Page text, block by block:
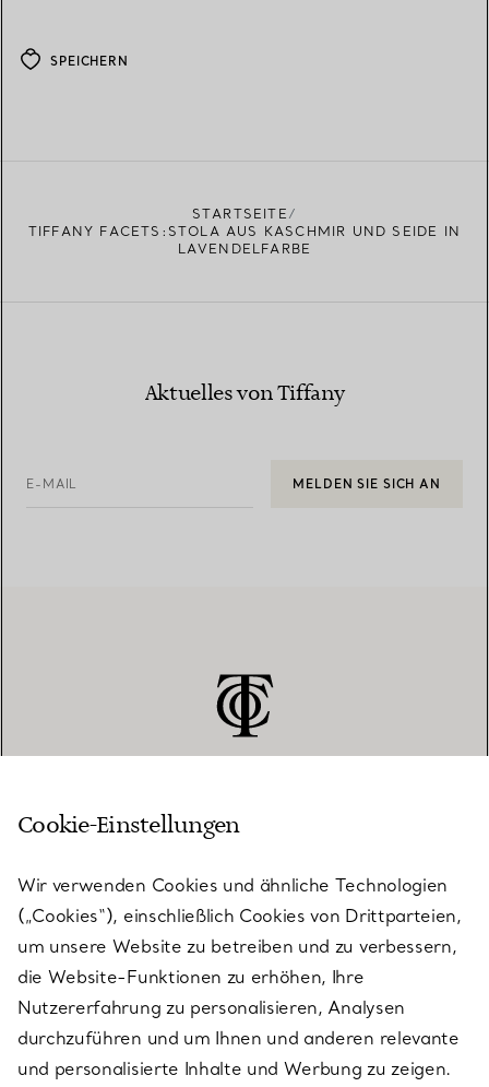
SPEICHERN
STARTSEITE
TIFFANY FACETS:STOLA AUS KASCHMIR UND SEIDE IN
LAVENDELFARBE
Aktuelles von Tiffany
E-MAIL MELDEN SIE SICH AN
KUNDENSERVICE
SERVICES
ÜBER TIFFANY & CO.
Cookie-Einstellungen
Wir verwenden Cookies und ähnliche Technologien
(„Cookies“), einschließlich Cookies von Drittparteien,
um unsere Website zu betreiben und zu verbessern,
die Website-Funktionen zu erhöhen, Ihre
Nutzererfahrung zu personalisieren, Analysen
durchzuführen und um Ihnen und anderen relevante
und personalisierte Inhalte und Werbung zu zeigen.